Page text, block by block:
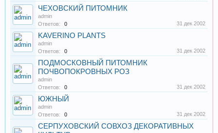
ЧЕХОВСКИЙ ПИТОМНИК
admin
Ответов:
0 31 дек 2002
KAVERINO PLANTS
admin
Ответов:
0 31 дек 2002
ПОДМОСКОВНЫЙ ПИТОМНИК
ПОЧВОПОКРОВНЫХ РОЗ
admin
Ответов:
0 31 дек 2002
ЮЖНЫЙ
admin
Ответов:
0 31 дек 2002
СЕРПУХОВСКИЙ СОВХОЗ ДЕКОРАТИВНЫХ